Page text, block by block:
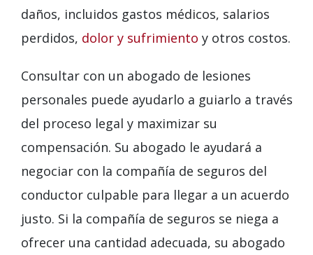
daños, incluidos gastos médicos, salarios
perdidos, dolor y sufrimiento y otros costos.
Consultar con un abogado de lesiones
personales puede ayudarlo a guiarlo a través
del proceso legal y maximizar su
compensación. Su abogado le ayudará a
negociar con la compañía de seguros del
conductor culpable para llegar a un acuerdo
justo. Si la compañía de seguros se niega a
ofrecer una cantidad adecuada, su abogado